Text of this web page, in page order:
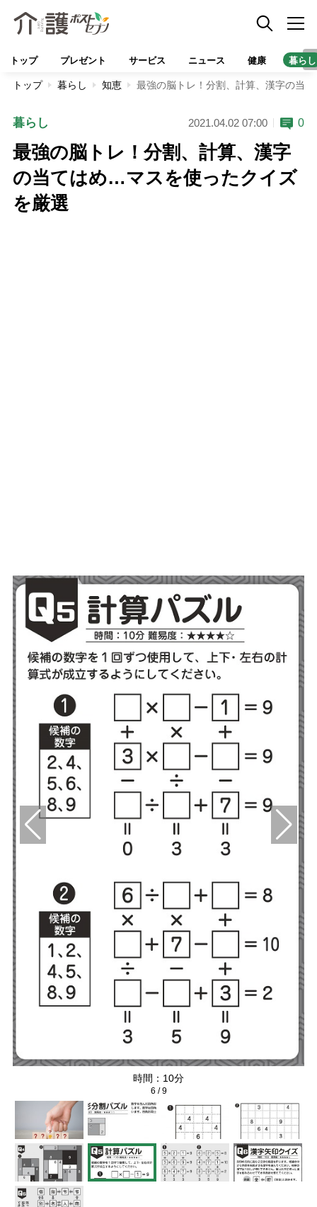
トップ プレゼント サービス ニュース 健康 暮らし
トップ 暮らし 知恵 最強の脳トレ！分割、計算、漢字の当
暮らし 2021.04.02 07:00 0
最強の脳トレ！分割、計算、漢字
の当てはめ…マスを使ったクイズ
を厳選
時間：10分
6 /9